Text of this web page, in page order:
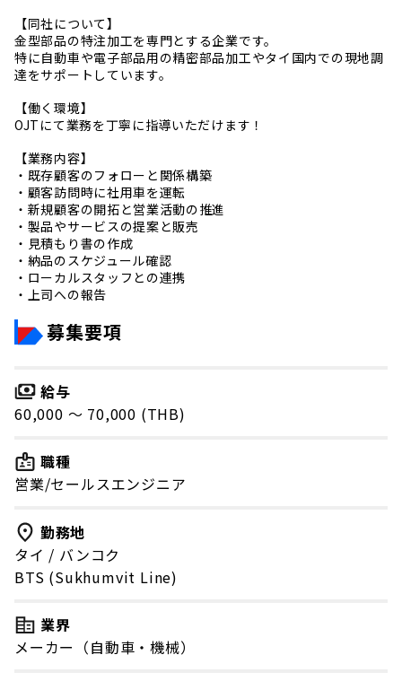
【同社について】
金型部品の特注加工を専門とする企業です。
特に自動車や電子部品用の精密部品加工やタイ国内での現地調
達をサポートしています。
【働く環境】
OJTにて業務を丁寧に指導いただけます！
【業務内容】
・既存顧客のフォローと関係構築
・顧客訪問時に社用車を運転
・新規顧客の開拓と営業活動の推進
・製品やサービスの提案と販売
・見積もり書の作成
・納品のスケジュール確認
・ローカルスタッフとの連携
・上司への報告
募集要項
給与
60,000 〜 70,000 (THB)
職種
営業/セールスエンジニア
勤務地
タイ / バンコク
BTS (Sukhumvit Line)
業界
メーカー（自動車・機械）